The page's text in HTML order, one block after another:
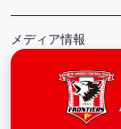
メディア情報